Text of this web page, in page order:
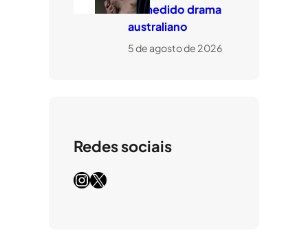
comedido drama
australiano
5 de agosto de 2026
Redes sociais
InstagramX